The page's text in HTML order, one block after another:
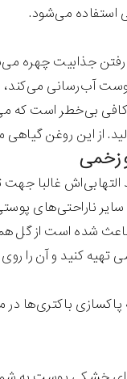
استفاده می‌شود.
جذابیت چهره
آب‌رسانی
بی‌خطر است که
از این روغن گیاهی
غالبا
ناراحتی‌های
شده است از گل
تهیه کنید و آن را
باکتری‌ها